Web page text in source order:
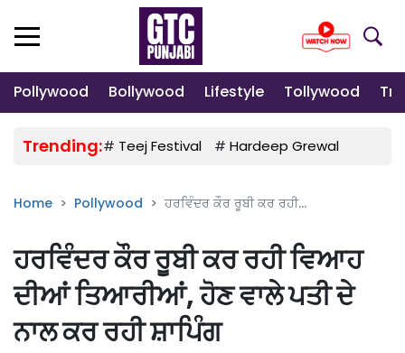
Pollywood Bollywood Lifestyle Tollywood
Trending:# Teej Festival # Hardeep Grewal
Home Pollywood ਹਰਵਿੰਦਰ ਕੌਰ ਰੂਬੀ ਕਰ ਰਹੀ...
ਹਰਵਿੰਦਰ ਕੌਰ ਰੂਬੀ ਕਰ ਰਹੀ ਵਿਆਹ
ਦੀਆਂ ਤਿਆਰੀਆਂ, ਹੋਣ ਵਾਲੇ ਪਤੀ ਦੇ
ਨਾਲ ਕਰ ਰਹੀ ਸ਼ਾਪਿੰਗ